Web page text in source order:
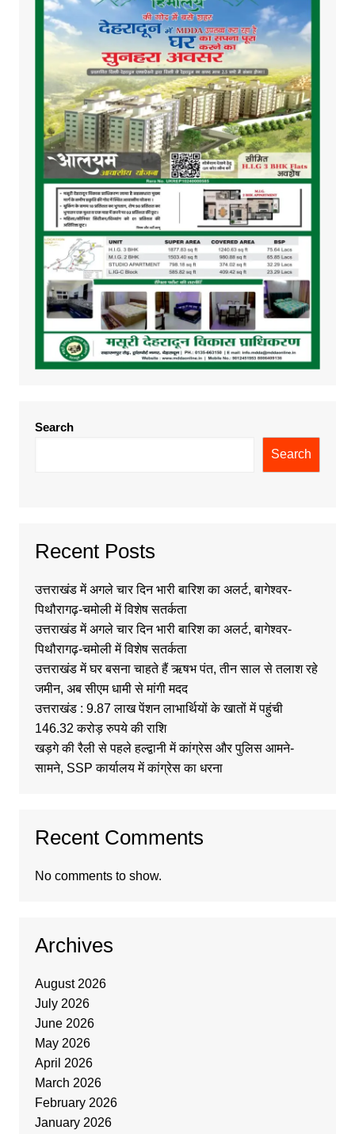
Search
Search
Recent Posts
उत्तराखंड में अगले चार दिन भारी बारिश का अलर्ट, बागेश्वर-
पिथौरागढ़-चमोली में विशेष सतर्कता
उत्तराखंड में अगले चार दिन भारी बारिश का अलर्ट, बागेश्वर-
पिथौरागढ़-चमोली में विशेष सतर्कता
उत्तराखंड में घर बसना चाहते हैं ऋषभ पंत, तीन साल से तलाश रहे
जमीन, अब सीएम धामी से मांगी मदद
उत्तराखंड : 9.87 लाख पेंशन लाभार्थियों के खातों में पहुंची
146.32 करोड़ रुपये की राशि
खड़गे की रैली से पहले हल्द्वानी में कांग्रेस और पुलिस आमने-
सामने, SSP कार्यालय में कांग्रेस का धरना
Recent Comments
No comments to show.
Archives
August 2026
July 2026
June 2026
May 2026
April 2026
March 2026
February 2026
January 2026